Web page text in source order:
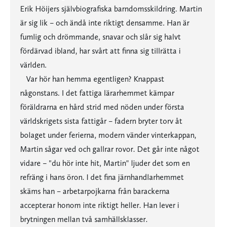
Erik Höijers självbiografiska barndomsskildring. Martin
är sig lik – och ändå inte riktigt densamme. Han är
fumlig och drömmande, snavar och slår sig halvt
fördärvad ibland, har svårt att finna sig tillrätta i
världen.
Var hör han hemma egentligen? Knappast
någonstans. I det fattiga lärarhemmet kämpar
föräldrarna en hård strid med nöden under första
världskrigets sista fattigår – fadern bryter torv åt
bolaget under ferierna, modern vänder vinterkappan,
Martin sågar ved och gallrar rovor. Det går inte något
vidare – "du hör inte hit, Martin" ljuder det som en
refräng i hans öron. I det fina järnhandlarhemmet
skäms han – arbetarpojkarna från barackerna
accepterar honom inte riktigt heller. Han lever i
brytningen mellan två samhällsklasser.